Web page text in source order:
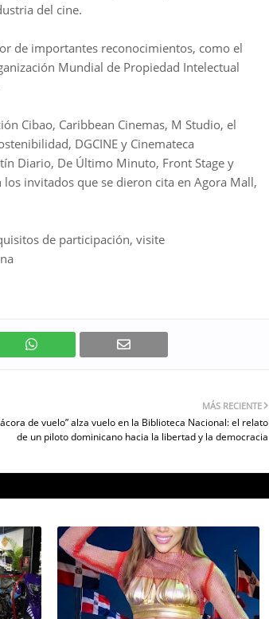
del cine.
de importantes reconocimientos, como el
Mundial de Propiedad Intelectual
Cibao, Caribbean Cinemas, M Studio, el
DGCINE y Cinemateca
Diario, De Último Minuto, Front Stage y
invitados que se dieron cita en Agora Mall,
de participación, visite
MÁS RECIENTE
de vuelo” alza vuelo en la Biblioteca Nacional: el relato
de un piloto dominicano hacia la libertad y la democracia